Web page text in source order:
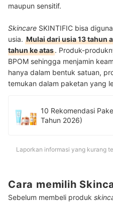
maupun sensitif.
Skincare SKINTIFIC bisa
usia. Mulai dari usia 13 tahun
tahun ke atas. Produk-
BPOM sehingga menjamin
hanya dalam bentuk satuan,
temukan dalam paketan yang
10 Rekomendasi
Tahun 2026)
Laporkan informasi yang kurang
Cara memilih
Sebelum membeli produk